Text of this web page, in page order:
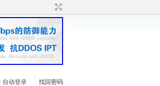
自动登录
找回密码